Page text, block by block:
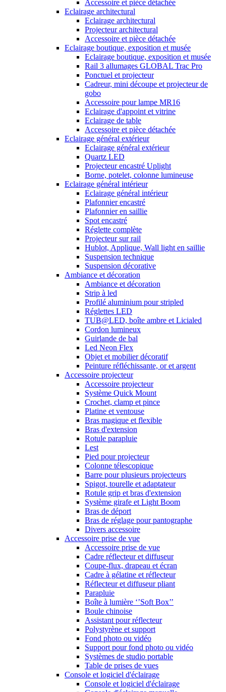
Accessoire et pièce détachée
Eclairage architectural
Eclairage architectural
Projecteur architectural
Accessoire et pièce détachée
Eclairage boutique, exposition et musée
Eclairage boutique, exposition et musée
Rail 3 allumages GLOBAL Trac Pro
Ponctuel et projecteur
Cadreur, mini découpe et projecteur de
gobo
Accessoire pour lampe MR16
Eclairage d'appoint et vitrine
Eclairage de table
Accessoire et pièce détachée
Eclairage général extérieur
Eclairage général extérieur
Quartz LED
Projecteur encastré Uplight
Borne, potelet, colonne lumineuse
Eclairage général intérieur
Eclairage général intérieur
Plafonnier encastré
Plafonnier en saillie
Spot encastré
Réglette complète
Projecteur sur rail
Hublot, Applique, Wall light en saillie
Suspension technique
Suspension décorative
Ambiance et décoration
Ambiance et décoration
Strip à led
Profilé aluminium pour stripled
Réglettes LED
TUB@LED, boîte ambre et Licialed
Cordon lumineux
Guirlande de bal
Led Neon Flex
Objet et mobilier décoratif
Peinture réfléchissante, or et argent
Accessoire projecteur
Accessoire projecteur
Système Quick Mount
Crochet, clamp et pince
Platine et ventouse
Bras magique et flexible
Bras d'extension
Rotule parapluie
Lest
Pied pour projecteur
Colonne télescopique
Barre pour plusieurs projecteurs
Spigot, tourelle et adaptateur
Rotule grip et bras d'extension
Système girafe et Light Boom
Bras de déport
Bras de réglage pour pantographe
Divers accessoire
Accessoire prise de vue
Accessoire prise de vue
Cadre réflecteur et diffuseur
Coupe-flux, drapeau et écran
Cadre à gélatine et réflecteur
Réflecteur et diffuseur pliant
Parapluie
Boîte à lumière ‘’Soft Box’’
Boule chinoise
Assistant pour réflecteur
Polystyrène et support
Fond photo ou vidéo
Support pour fond photo ou vidéo
Systèmes de studio portable
Table de prises de vues
Console et logiciel d'éclairage
Console et logiciel d'éclairage